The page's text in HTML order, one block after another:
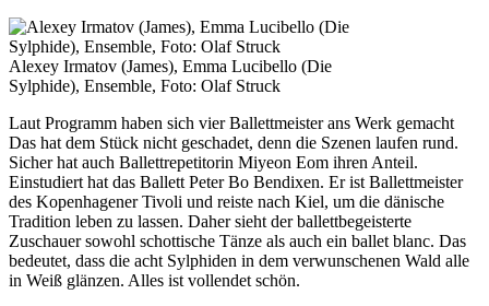
Alexey Irmatov (James), Emma Lucibello (Die
Sylphide), Ensemble, Foto: Olaf Struck
Laut Programm haben sich vier Ballettmeister ans Werk gemacht
Das hat dem Stück nicht geschadet, denn die Szenen laufen rund.
Sicher hat auch Ballettrepetitorin Miyeon Eom ihren Anteil.
Einstudiert hat das Ballett Peter Bo Bendixen. Er ist Ballettmeister
des Kopenhagener Tivoli und reiste nach Kiel, um die dänische
Tradition leben zu lassen. Daher sieht der ballettbegeisterte
Zuschauer sowohl schottische Tänze als auch ein ballet blanc. Das
bedeutet, dass die acht Sylphiden in dem verwunschenen Wald alle
in Weiß glänzen. Alles ist vollendet schön.